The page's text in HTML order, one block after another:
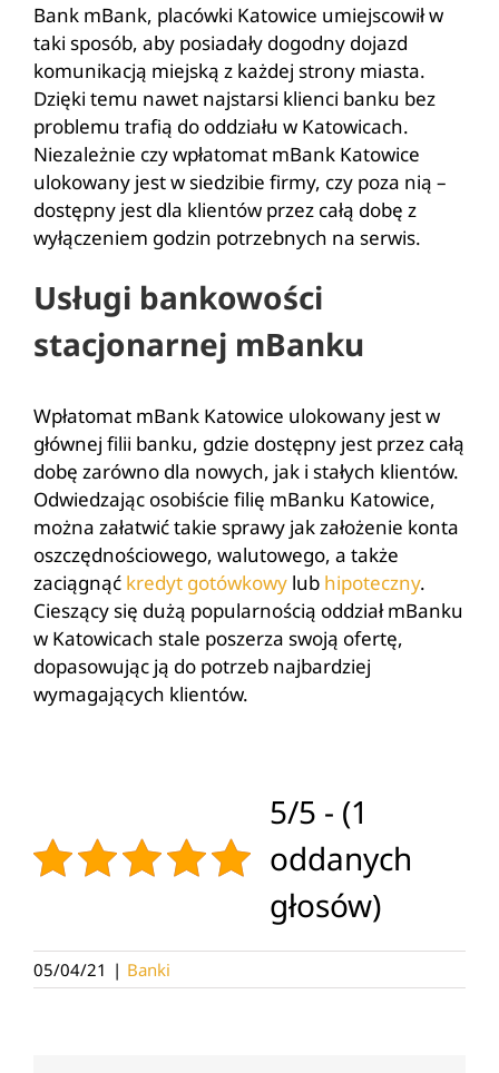
Bank mBank, placówki Katowice umiejscowił w
taki sposób, aby posiadały dogodny dojazd
komunikacją miejską z każdej strony miasta.
Dzięki temu nawet najstarsi klienci banku bez
problemu trafią do oddziału w Katowicach.
Niezależnie czy wpłatomat mBank Katowice
ulokowany jest w siedzibie firmy, czy poza nią –
dostępny jest dla klientów przez całą dobę z
wyłączeniem godzin potrzebnych na serwis.
Usługi bankowości
stacjonarnej mBanku
Wpłatomat mBank Katowice ulokowany jest w
głównej filii banku, gdzie dostępny jest przez całą
dobę zarówno dla nowych, jak i stałych klientów.
Odwiedzając osobiście filię mBanku Katowice,
można załatwić takie sprawy jak założenie konta
oszczędnościowego, walutowego, a także
zaciągnąć kredyt gotówkowy lub hipoteczny.
Cieszący się dużą popularnością oddział mBanku
w Katowicach stale poszerza swoją ofertę,
dopasowując ją do potrzeb najbardziej
wymagających klientów.
5/5 - (1
oddanych
głosów)
05/04/21 | Banki